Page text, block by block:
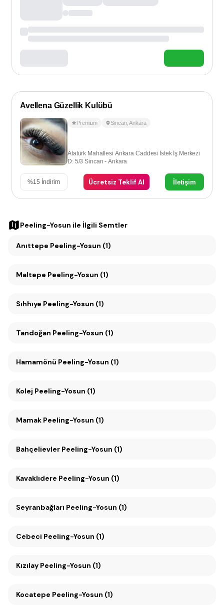
Avellena Güzellik Kulübü
Premium Sincan,Ankara
Atatürk Mahallesi Ankara Caddesi İstek İş Merkezi
D: 5/3 Sincan - Ankara
%15 İndirim Ücretsiz Teklif Al İletişim
Peeling-Yosun ile İlgili Semtler
Anıttepe Peeling-Yosun (1)
Maltepe Peeling-Yosun (1)
Sıhhıye Peeling-Yosun (1)
Tandoğan Peeling-Yosun (1)
Hamamönü Peeling-Yosun (1)
Kolej Peeling-Yosun (1)
Mamak Peeling-Yosun (1)
Bahçelievler Peeling-Yosun (1)
Kavaklıdere Peeling-Yosun (1)
Seyranbağları Peeling-Yosun (1)
Cebeci Peeling-Yosun (1)
Kızılay Peeling-Yosun (1)
Kocatepe Peeling-Yosun (1)